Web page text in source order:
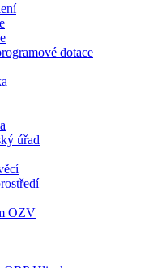
dotace
úřad
OZV